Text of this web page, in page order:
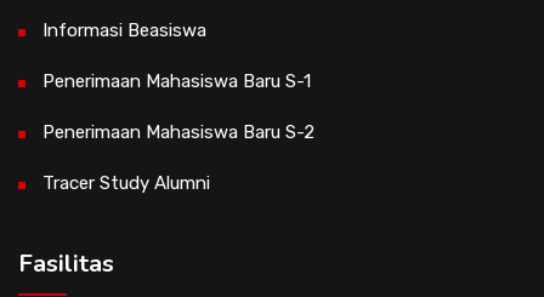
Informasi Beasiswa
Penerimaan Mahasiswa Baru S-1
Penerimaan Mahasiswa Baru S-2
Tracer Study Alumni
Fasilitas